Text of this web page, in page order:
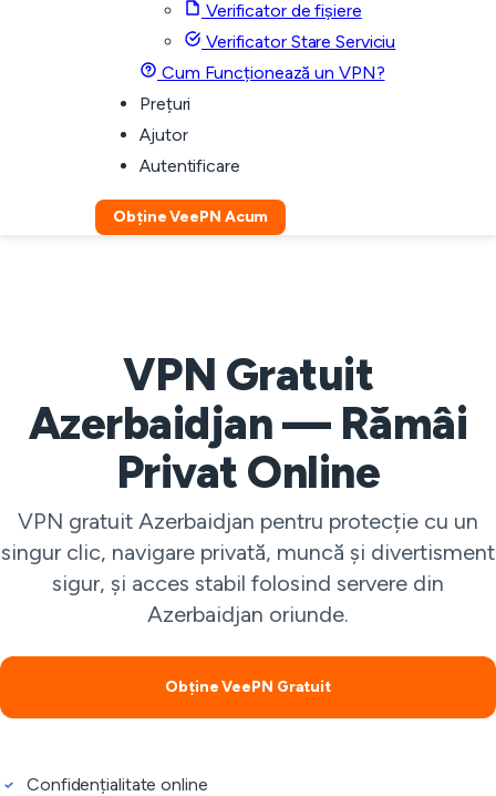
Verificator de fișiere
Verificator Stare Serviciu
Cum Funcționează un VPN?
Prețuri
Ajutor
Autentificare
Obține VeePN Acum
VPN Gratuit
Azerbaidjan — Rămâi
Privat Online
VPN gratuit Azerbaidjan pentru protecție cu un
singur clic, navigare privată, muncă și divertisment
sigur, și acces stabil folosind servere din
Azerbaidjan oriunde.
Obține VeePN Gratuit
Confidențialitate online